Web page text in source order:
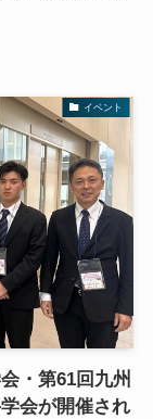
イベント
・第61回九州
会が開催され